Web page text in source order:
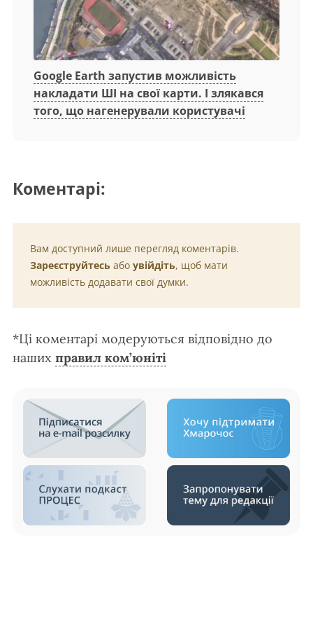
Google Earth запустив можливість
накладати ШІ на свої карти. І злякався
того, що нагенерували користувачі
Коментарі:
Вам доступний лише перегляд коментарів.
Зареєструйтесь або увійдіть, щоб мати
можливість додавати свої думки.
*Ці коментарі модеруються відповідно до
наших правил ком’юніті